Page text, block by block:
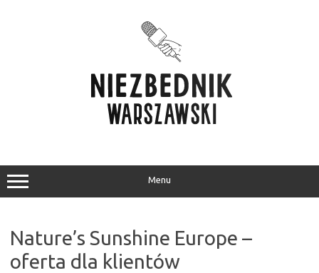
Menu
Nature’s Sunshine Europe –
oferta dla klientów